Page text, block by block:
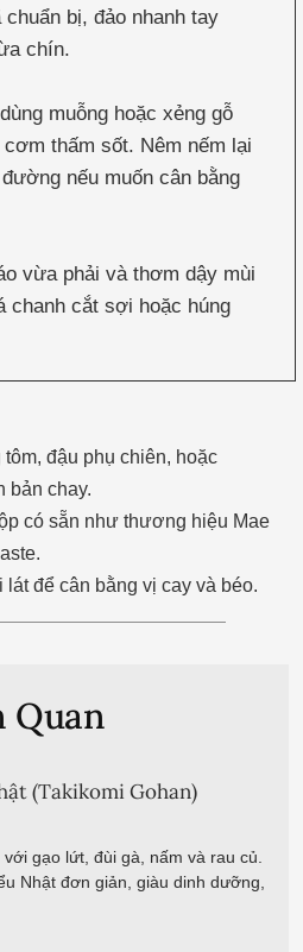
bị, đảo nhanh tay
chín.
muỗng hoặc xẻng gỗ
thấm sốt. Nêm nếm lại
nếu muốn cân bằng
vừa phải và thơm dậy mùi
chanh cắt sợi hoặc húng
đậu phụ chiên, hoặc
bản chay.
có sẵn như thương hiệu Mae
để cân bằng vị cay và béo.
Quan
(Takikomi Gohan)
gạo lứt, đùi gà, nấm và rau củ.
Nhật đơn giản, giàu dinh dưỡng,